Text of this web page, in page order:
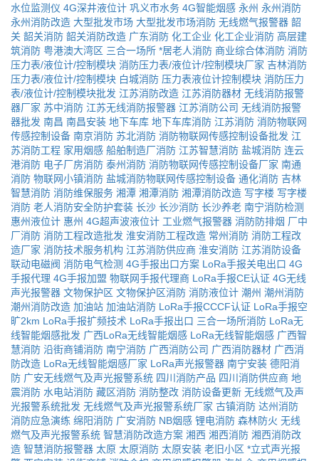
水位监测仪 4G深井液位计 巩义市水务 4G智能烟感 永州 永州消防
永州消防改造 大型批发市场 大型批发市场消防 无线燃气报警器 韶
关 韶关消防 韶关消防改造 广东消防 化工企业 化工企业消防 高层建
筑消防 粤港澳大湾区 三合一场所 *居老人消防 商业综合体消防 消防
压力表/液位计/控制模块 消防压力表/液位计/控制模块厂家 吉林消防
压力表/液位计/控制模块 白城消防 压力表液位计控制模块 消防压力
表/液位计/控制模块批发 江苏消防改造 江苏消防器材 无线消防报警
器厂家 苏中消防 江苏无线消防报警器 江苏消防公司 无线消防报警
器批发 南昌 南昌安装 地下车库 地下车库消防 江苏消防 消防物联网
传感控制设备 南京消防 苏北消防 消防物联网传感控制设备批发 江
苏消防工程 家用烟感 船舶制造厂消防 江苏智慧消防 盐城消防 连云
港消防 电子厂房消防 泰州消防 消防物联网传感控制设备厂家 南通
消防 物联网小镇消防 盐城消防物联网传感控制设备 通化消防 吉林
智慧消防 消防维保服务 湘潭 湘潭消防 湘潭消防改造 写字楼 写字楼
消防 老人消防安全防护套装 长沙 长沙消防 长沙养老 南宁消防检测
惠州液位计 惠州 4G超声波液位计 工业燃气报警器 消防防排烟 厂中
厂消防 消防工程改造批发 淮安消防工程改造 常州消防 消防工程改
造厂家 消防技术服务机构 江苏消防供应商 淮安消防 江苏消防设备
联动电磁阀 消防电气检测 4G手报出口方案 LoRa手报关电出口 4G
手报代理 4G手报加盟 物联网手报代理商 LoRa手报CE认证 4G无线
声光报警器 文物保护区 文物保护区消防 消防液位计 潮州 潮州消防
潮州消防改造 加油站 加油站消防 LoRa手报CCCF认证 LoRa手报空
旷2km LoRa手报扩频技术 LoRa手报出口 三合一场所消防 LoRa无
线智能烟感批发 广西LoRa无线智能烟感 LoRa无线智能烟感 广西智
慧消防 沿街商铺消防 南宁消防 广西消防公司 广西消防器材 广西消
防改造 LoRa无线智能烟感厂家 LoRa声光报警器 南宁安装 德阳消
防 广安无线燃气及声光报警系统 四川消防产品 四川消防供应商 地
震消防 水电站消防 藏区消防 消防整改 消防设备更新 无线燃气及声
光报警系统批发 无线燃气及声光报警系统厂家 古镇消防 达州消防
消防应急演练 绵阳消防 广安消防 NB烟感 锂电消防 森林防火 无线
燃气及声光报警系统 智慧消防改造方案 湘西 湘西消防 湘西消防改
造 智慧消防报警器 太原 太原消防 太原安装 老旧小区 *立式声光报